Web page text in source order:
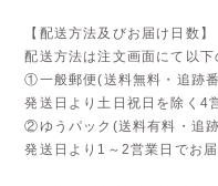
【配送方法及びお届け日数】
配送方法は注文画面にて以
①一般郵便(送料無料・追跡
発送日より土日祝日を除く4
②ゆうパック(送料有料・追
発送日より1～2営業日でお届